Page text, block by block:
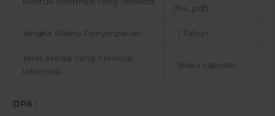
(file_pdf)
Jangka Waktu Penyimpanan : 1 Tahun
Jenis Media Yang Memuat
Informasi
: Buku Laporan
DPA :